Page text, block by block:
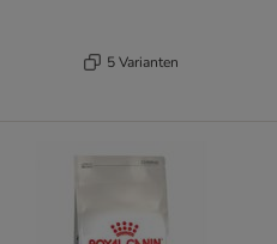
5 Varianten